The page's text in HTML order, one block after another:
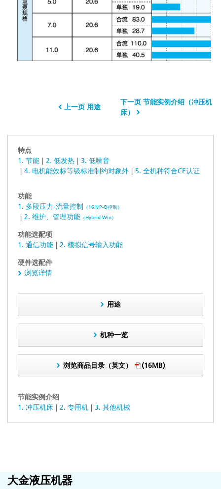
上一页 用途
下一页 节能实例介绍（冲压机
床）
特点
1. 节能
2. 低发热
3. 低噪音
4. 电机能效标等级标准制约对象外
5. 全机种符合CE认证
功能
1. 多段压力-流量控制
（16段P-Q控制）
2. 维护、管理功能 （Hybrid-Win）
功能选配项
1. 通信功能
2. 模拟信号输入功能
硬件选配件
浏览详情
用途
机种一览
浏览商品目录（英文） (16MB)
节能实例介绍
1. 冲压机床
2. 专用机 3. 其他机械
大金液压机器